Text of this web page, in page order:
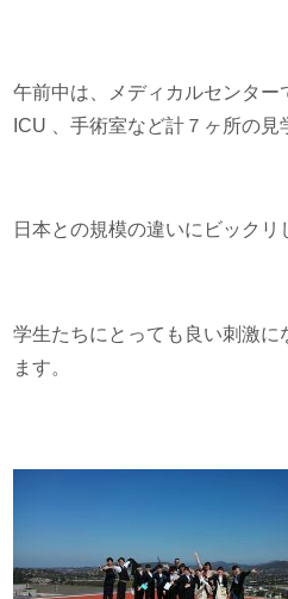
午前中は、メディカルセンター
ICU 、手術室など計７ヶ所の見
日本との規模の違いにビックリ
学生たちにとっても良い刺激に
ます。